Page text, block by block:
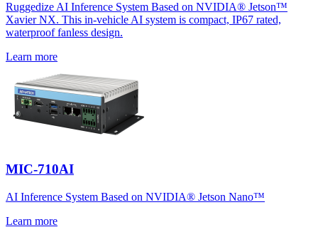
Ruggedize AI Inference System Based on NVIDIA® Jetson™
Xavier NX. This in-vehicle AI system is compact, IP67 rated,
waterproof fanless design.
Learn more
MIC-710AI
AI Inference System Based on NVIDIA® Jetson Nano™
Learn more